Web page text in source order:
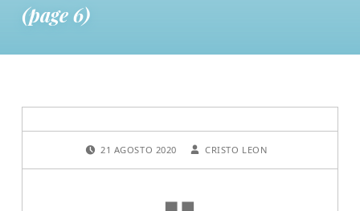
(page 6)
r
21 AGOSTO 2020 CRISTO LEON